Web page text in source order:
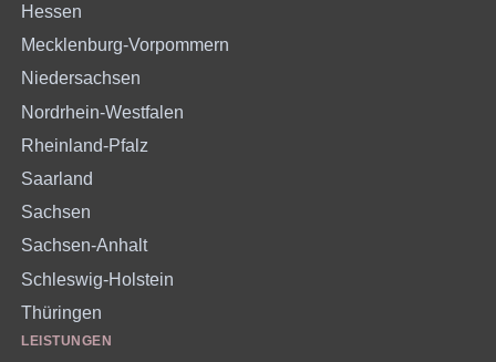
Hessen
Mecklenburg-Vorpommern
Niedersachsen
Nordrhein-Westfalen
Rheinland-Pfalz
Saarland
Sachsen
Sachsen-Anhalt
Schleswig-Holstein
Thüringen
LEISTUNGEN